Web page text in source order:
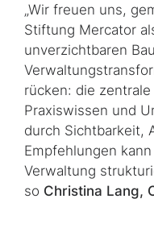
„Wir freuen uns,
Stiftung Mercator
unverzichtbaren
rücken: die
Praxiswissen und
durch Sichtbarkeit,
Empfehlungen
Verwaltung
so Christina Lang,